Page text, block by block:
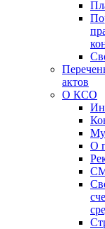
актов
О КСО
О